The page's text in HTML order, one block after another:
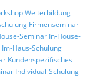
Weiterbildung
Firmenseminar
Seminar In-House-
Im-Haus-Schulung
Kundenspezifisches
Individual-Schulung